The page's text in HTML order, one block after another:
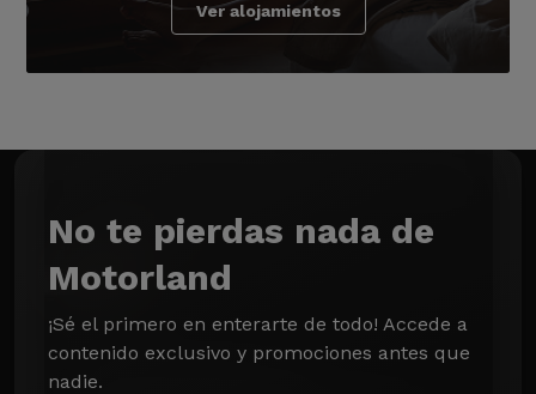
Ver alojamientos
No te pierdas nada de
Motorland
¡Sé el primero en enterarte de todo! Accede a
contenido exclusivo y promociones antes que
nadie.